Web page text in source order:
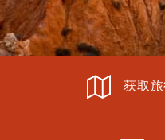
获取